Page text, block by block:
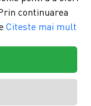
si service
si conditii
continuarea
Citeste mai mult